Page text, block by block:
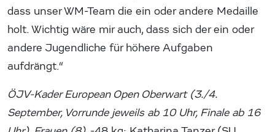
dass unser WM-Team die ein oder andere Medaille
holt. Wichtig wäre mir auch, dass sich der ein oder
andere Jugendliche für höhere Aufgaben
aufdrängt.“
ÖJV-Kader European Open Oberwart (3./4.
September, Vorrunde jeweils ab 10 Uhr, Finale ab 16